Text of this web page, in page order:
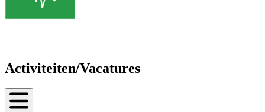
Activiteiten/Vacatures